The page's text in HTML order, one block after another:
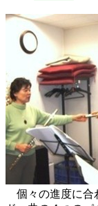
個々の進度に合